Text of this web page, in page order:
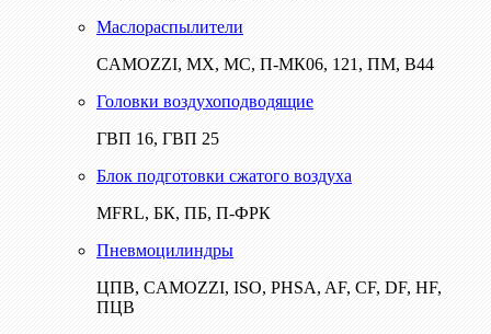
Маслораспылители
CAMOZZI, МХ, МС, П-МК06, 121, ПМ, В44
Головки воздухоподводящие
ГВП 16, ГВП 25
Блок подготовки сжатого воздуха
MFRL, БК, ПБ, П-ФРК
Пневмоцилиндры
ЦПВ, CAMOZZI, ISO, PHSA, AF, CF, DF, HF,
ПЦВ